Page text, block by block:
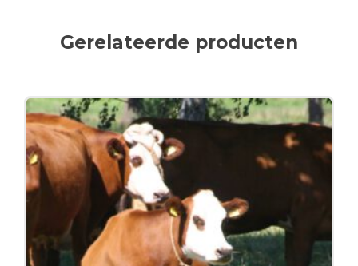
Gerelateerde producten